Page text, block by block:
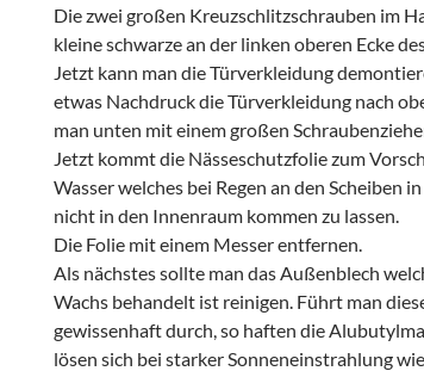
Die zwei großen Kreuzschlitzschrauben im
kleine schwarze an der linken oberen Ecke
Jetzt kann man die Türverkleidung
etwas Nachdruck die Türverkleidung nach
man unten mit einem großen
Jetzt kommt die Nässeschutzfolie zum
Wasser welches bei Regen an den Scheiben
nicht in den Innenraum kommen zu lassen.
Die Folie mit einem Messer entfernen.
Als nächstes sollte man das Außenblech
Wachs behandelt ist reinigen. Führt man
gewissenhaft durch, so haften die
lösen sich bei starker Sonneneinstrahlung